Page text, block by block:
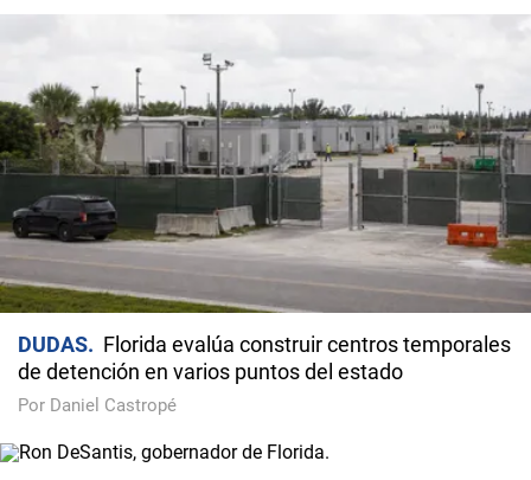
DUDAS
Florida evalúa construir centros temporales
de detención en varios puntos del estado
Por Daniel Castropé